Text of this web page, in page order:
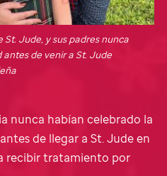
St. Jude, y sus padres nunca
de venir aSt. Jude
nunca habían celebrado la
de llegar a St. Judeen
recibir tratamiento por